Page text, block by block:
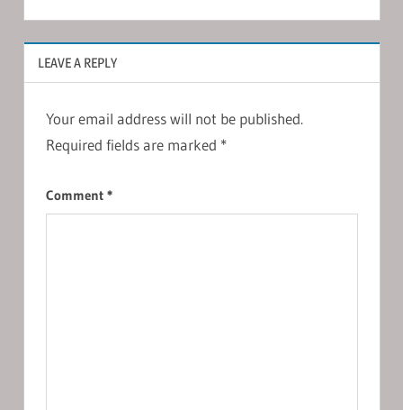
LEAVE A REPLY
Your email address will not be published.
Required fields are marked *
Comment *